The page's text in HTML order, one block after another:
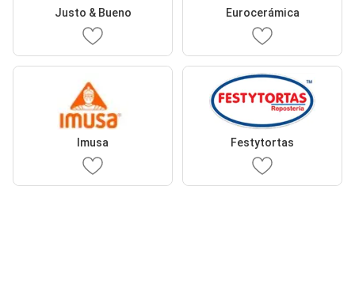
Justo & Bueno Eurocerámica
Imusa Festytortas